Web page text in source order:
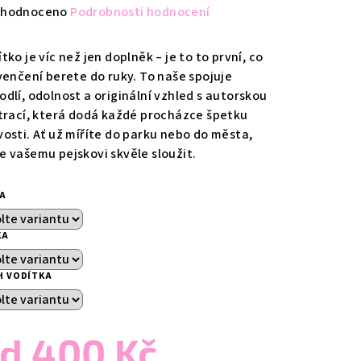
Podrobnosti hodnocení
je víc než jen doplněk – je to to první, co
berete do ruky. To naše spojuje
odolnost a originální vzhled s autorskou
která dodá každé procházce špetku
Ať už míříte do parku nebo do města,
vašemu pejskovi skvěle sloužit.
VODÍTKA